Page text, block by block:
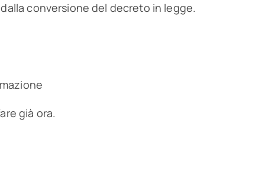
conversione del decreto in legge.
già ora.